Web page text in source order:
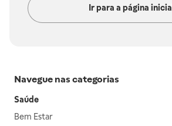
Ir para a página inicial
Navegue nas categorias
Saúde
Bem Estar